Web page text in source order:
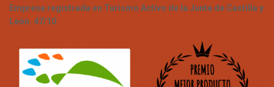
Empresa registrada en Turismo Activo de la Junta de Castilla y
León. 47/10